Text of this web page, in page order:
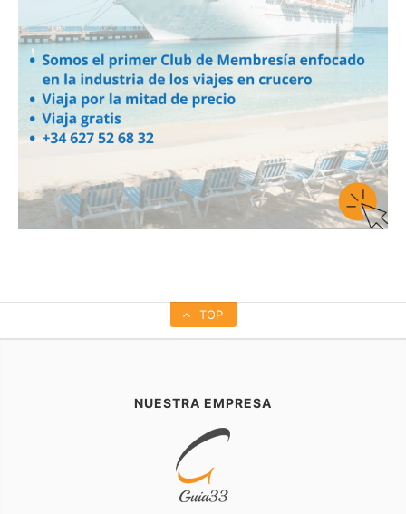
TOP
NUESTRA EMPRESA